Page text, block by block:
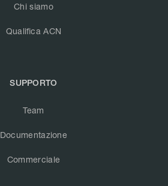
Chi siamo
Qualifica ACN
SUPPORTO
Team
Documentazione
Commerciale